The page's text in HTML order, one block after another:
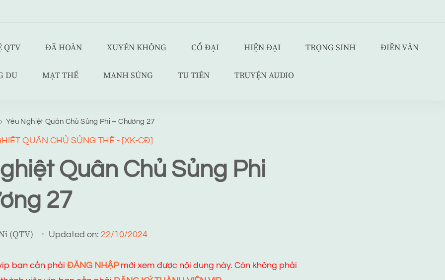
QTV ĐÃ HOÀN XUYÊN KHÔNG CỔ ĐẠI HIỆN ĐẠI TRỌNG SINH ĐIỀN VĂN
DU MẠT THẾ MANH SỦNG TU TIÊN TRUYỆN AUDIO
Yêu Nghiệt Quân Chủ Sủng Phi – Chương 27
QUÂN CHỦ SỦNG THÊ - [XK-CĐ]
Quân Chủ Sủng Phi
27
(QTV) Updated on: 22/10/2024
bạn cần phải ĐĂNG NHẬPmới xem được nội dung này. Còn không phải